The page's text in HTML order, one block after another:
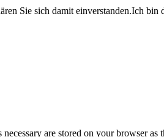
Sie sich damit einverstanden.Ich bin
are stored on your browser as